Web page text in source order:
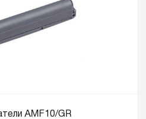
AMF10/GR